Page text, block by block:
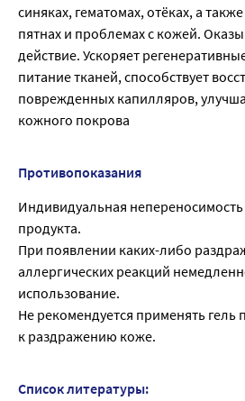
синяках, гематомах, отёках, а
пятнах и проблемах с кожей.
действие. Ускоряет
питание тканей, способствует
поврежденных капилляров,
кожного покрова
Противопоказания
Индивидуальная
продукта.
При появлении каких-либо
аллергических реакций
использование.
Не рекомендуется применять гель
к раздражению коже.
Список литературы: